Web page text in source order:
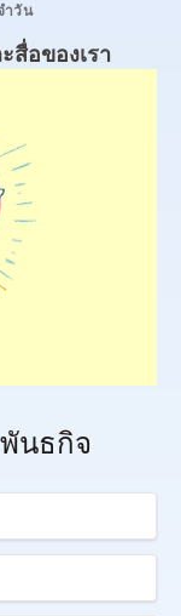
ำวัน
สื่อของเรา
นธกิจ